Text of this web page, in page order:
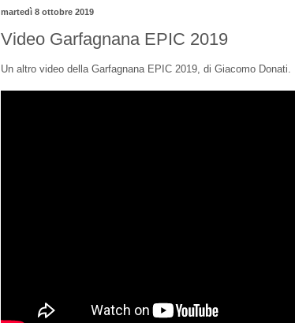
martedì 8 ottobre 2019
Video Garfagnana EPIC 2019
Un altro video della Garfagnana EPIC 2019, di Giacomo Donati.